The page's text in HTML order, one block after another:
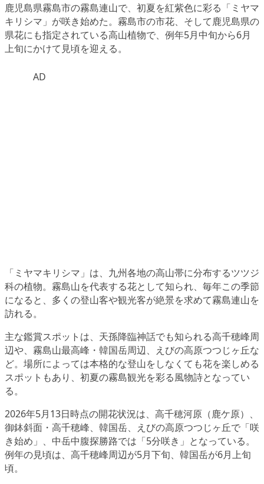
鹿児島県霧島市の霧島連山で、初夏を紅紫色に彩る「ミヤマ
キリシマ」が咲き始めた。霧島市の市花、そして鹿児島県の
県花にも指定されている高山植物で、例年5月中旬から6月
上旬にかけて見頃を迎える。
AD
「ミヤマキリシマ」は、九州各地の高山帯に分布するツツジ
科の植物。霧島山を代表する花として知られ、毎年この季節
になると、多くの登山客や観光客が絶景を求めて霧島連山を
訪れる。
主な鑑賞スポットは、天孫降臨神話でも知られる高千穂峰周
辺や、霧島山最高峰・韓国岳周辺、えびの高原つつじヶ丘な
ど。場所によっては本格的な登山をしなくても花を楽しめる
スポットもあり、初夏の霧島観光を彩る風物詩となってい
る。
2026年5月13日時点の開花状況は、高千穂河原（鹿ケ原）、
御鉢斜面・高千穂峰、韓国岳、えびの高原つつじヶ丘で「咲
き始め」、中岳中腹探勝路では「5分咲き」となっている。
例年の見頃は、高千穂峰周辺が5月下旬、韓国岳が6月上旬
頃。